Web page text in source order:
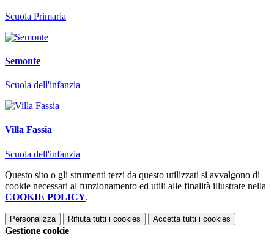
Scuola Primaria
Semonte
Scuola dell'infanzia
Villa Fassia
Scuola dell'infanzia
Questo sito o gli strumenti terzi da questo utilizzati si avvalgono di
cookie necessari al funzionamento ed utili alle finalità illustrate nella
COOKIE POLICY.
Personalizza Rifiuta tutti i cookies Accetta tutti i cookies
Gestione cookie